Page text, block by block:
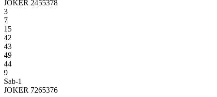
JOKER 2455378
3
7
15
42
43
49
44
9
Sab-1
JOKER 7265376